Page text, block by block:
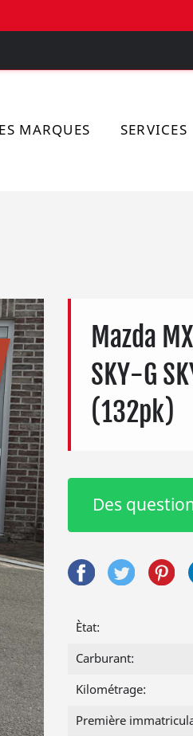
MARQUES SERVICES
Mazda
SKY-G
(132pk)
Des
Ètat:
Carburant:
Kilométrage:
Première